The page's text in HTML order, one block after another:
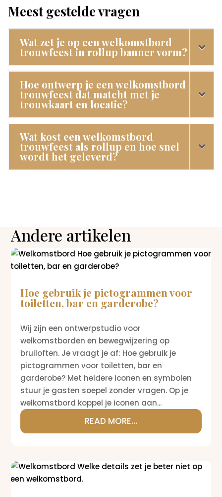
Meest gestelde vragen
Wat zet je op een welkomstbord
trouwfeest in rollup banner vorm?
Hoe ontwerp je een welkomstbord
trouwfeest dat matcht met je
trouwkaart en locatie?
Wat kost een welkomstbord
trouwfeest als rollup en hoe snel
wordt het geleverd?
Andere artikelen
Hoe gebruik je pictogrammen voor
toiletten, bar en garderobe?
Wij zijn een ontwerpstudio voor
welkomstborden en bewegwijzering op
bruiloften. Je vraagt je af: Hoe gebruik je
pictogrammen voor toiletten, bar en
garderobe? Met heldere iconen en symbolen
stuur je gasten soepel zonder vragen. Op je
welkomstbord koppel je iconen aan...
READ MORE...